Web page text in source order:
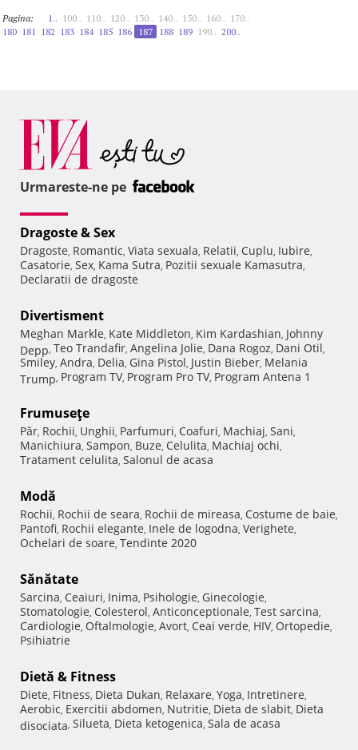
Pagina: 1.. 100.. 110.. 120.. 130.. 140.. 150.. 160.. 170..
180 181 182 183 184 185 186 187 188 189 190.. 200..
Urmareste-ne pe
Dragoste & Sex
Dragoste, Romantic, Viata sexuala, Relatii, Cuplu, Iubire,
Casatorie, Sex, Kama Sutra, Pozitii sexuale Kamasutra,
Declaratii de dragoste
Divertisment
Meghan Markle, Kate Middleton, Kim Kardashian, Johnny
Depp, Teo Trandafir, Angelina Jolie, Dana Rogoz, Dani Otil,
Smiley, Andra, Delia, Gina Pistol, Justin Bieber, Melania
Trump, Program TV, Program Pro TV, Program Antena 1
Frumuseţe
Păr, Rochii, Unghii, Parfumuri, Coafuri, Machiaj, Sani,
Manichiura, Sampon, Buze, Celulita, Machiaj ochi,
Tratament celulita, Salonul de acasa
Modă
Rochii, Rochii de seara, Rochii de mireasa, Costume de baie,
Pantofi, Rochii elegante, Inele de logodna, Verighete,
Ochelari de soare, Tendinte 2020
Sănătate
Sarcina, Ceaiuri, Inima, Psihologie, Ginecologie,
Stomatologie, Colesterol, Anticonceptionale, Test sarcina,
Cardiologie, Oftalmologie, Avort, Ceai verde, HIV, Ortopedie,
Psihiatrie
Dietă & Fitness
Diete, Fitness, Dieta Dukan, Relaxare, Yoga, Intretinere,
Aerobic, Exercitii abdomen, Nutritie, Dieta de slabit, Dieta
disociata, Silueta, Dieta ketogenica, Sala de acasa